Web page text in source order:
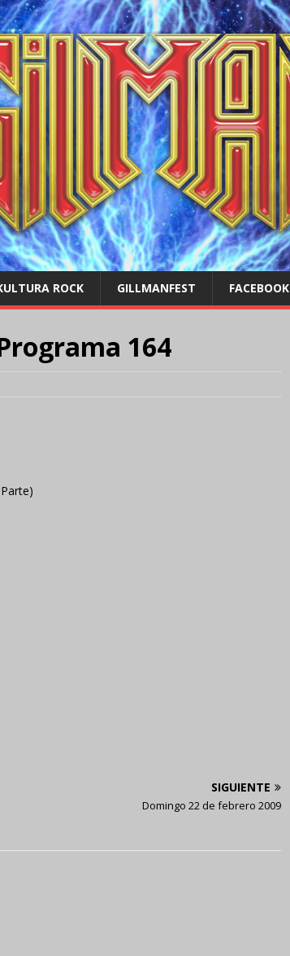
ROCK GILLMANFEST FACEBOOK
164
SIGUIENTE
Domingo 22 de febrero 2009